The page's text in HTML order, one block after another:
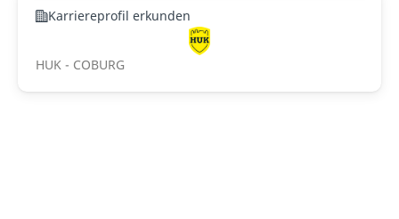
Karriereprofil erkunden
HUK - COBURG